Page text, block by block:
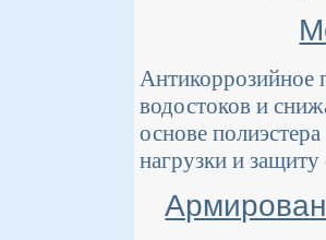
Антикоррозийное
водостоков и
основе
нагрузки и защиту